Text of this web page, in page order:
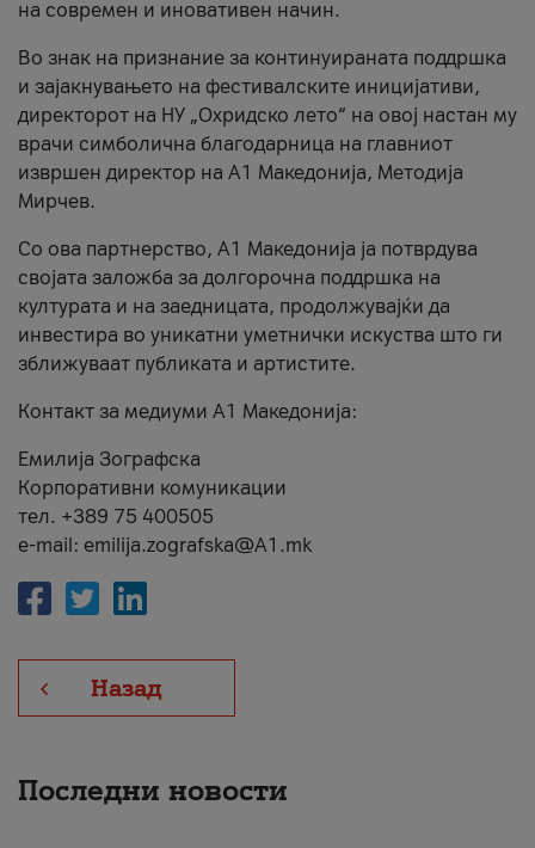
на современ и иновативен начин.
Во знак на признание за континуираната поддршка
и зајакнувањето на фестивалските иницијативи,
директорот на НУ „Охридско лето“ на овој настан му
врачи симболична благодарница на главниот
извршен директор на A1 Македонија, Методија
Мирчев.
Со ова партнерство, A1 Македонија ја потврдува
својата заложба за долгорочна поддршка на
културата и на заедницата, продолжувајќи да
инвестира во уникатни уметнички искуства што ги
зближуваат публиката и артистите.
Контакт за медиуми А1 Македонија:
Емилија Зографска
Корпоративни комуникации
тел. +389 75 400505
e-mail: emilija.zografska@A1.mk
Назад
Последни новости